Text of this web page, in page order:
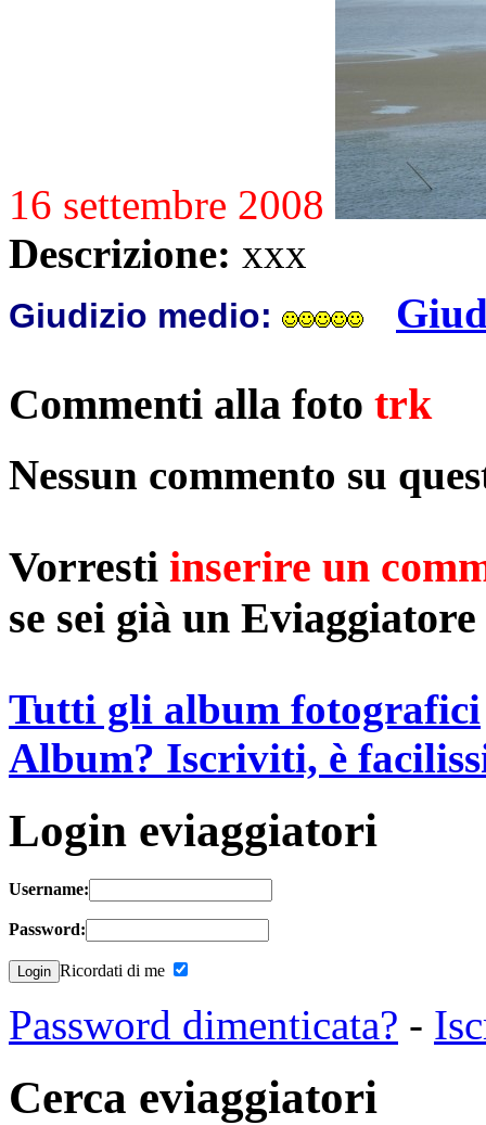
16 settembre 2008
Descrizione: xxx
Giudizio medio:
Commenti alla foto trk
Nessun commento su
Vorresti inserire un
se sei già un Eviaggiatore
Tutti gli album fotografici
Album? Iscriviti, è
Login eviaggiatori
Username:
Password:
Ricordati di me
Password dimenticata? -
Cerca eviaggiatori